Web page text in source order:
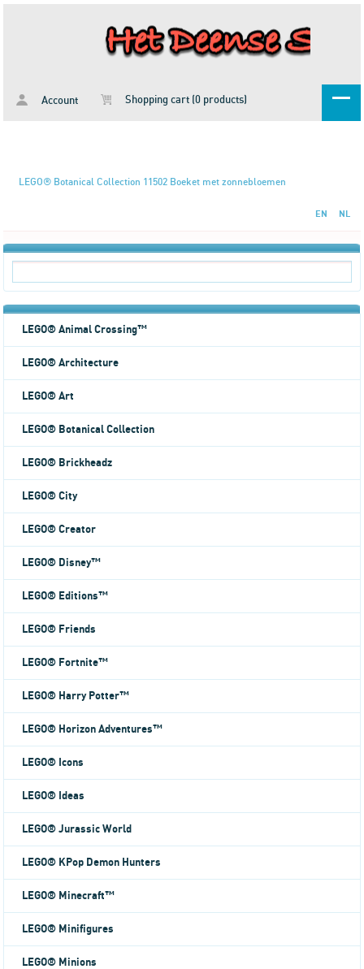
Account Shopping cart (0 products)
LEGO® Botanical Collection 11502 Boeket met zonnebloemen
EN NL
LEGO® Animal Crossing™
LEGO® Architecture
LEGO® Art
LEGO® Botanical Collection
LEGO® Brickheadz
LEGO® City
LEGO® Creator
LEGO® Disney™
LEGO® Editions™
LEGO® Friends
LEGO® Fortnite™
LEGO® Harry Potter™
LEGO® Horizon Adventures™
LEGO® Icons
LEGO® Ideas
LEGO® Jurassic World
LEGO® KPop Demon Hunters
LEGO® Minecraft™
LEGO® Minifigures
LEGO® Minions